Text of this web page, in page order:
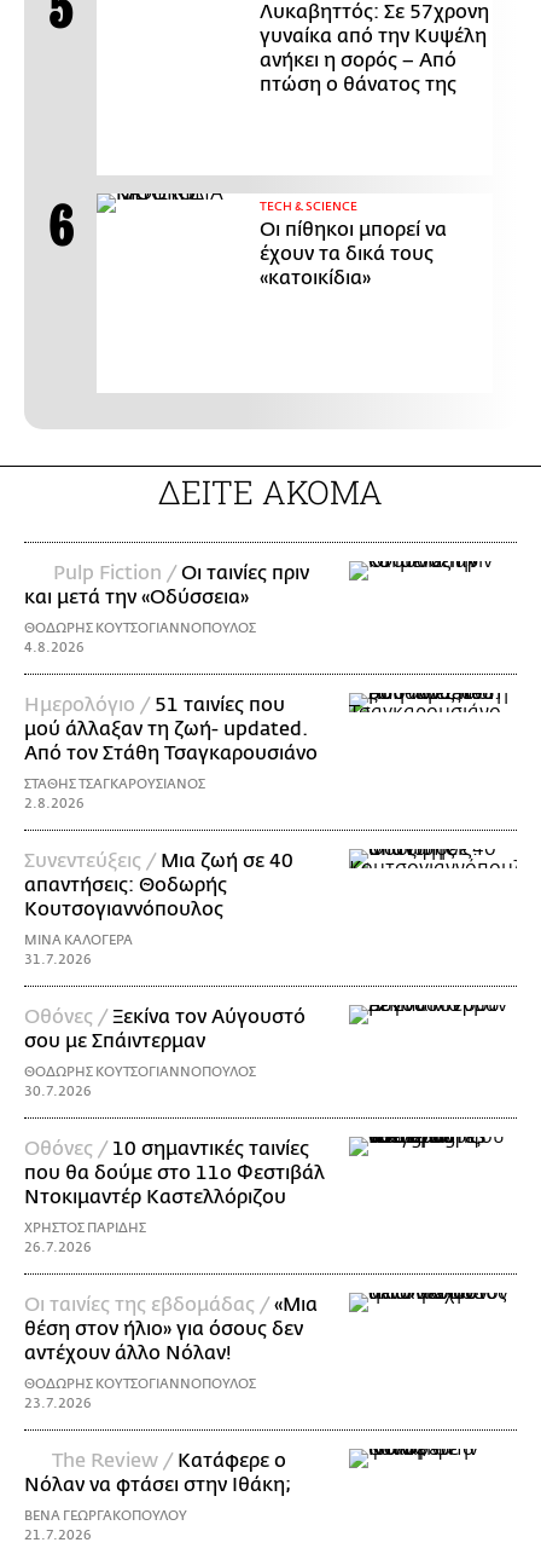
Λυκαβηττός: Σε 57χρονη
γυναίκα από την Κυψέλη
ανήκει η σορός – Από
πτώση ο θάνατος της
ΤECH & SCIENCE
Οι πίθηκοι μπορεί να
έχουν τα δικά τους
«κατοικίδια»
ΔΕΙΤΕ ΑΚΟΜΑ
Pulp Fiction /Οι ταινίες πριν
και μετά την «Οδύσσεια»
ΘΟΔΩΡΗΣ ΚΟΥΤΣΟΓΙΑΝΝΟΠΟΥΛΟΣ
4.8.2026
Ημερολόγιο / 51 ταινίες που
μού άλλαξαν τη ζωή- updated.
Aπό τον Στάθη Τσαγκαρουσιάνο
ΣΤΑΘΗΣ ΤΣΑΓΚΑΡΟΥΣΙΑΝΟΣ
2.8.2026
Συνεντεύξεις / Μια ζωή σε 40
απαντήσεις: Θοδωρής
Kουτσογιαννόπουλος
ΜΙΝΑ ΚΑΛΟΓΕΡΑ
31.7.2026
Οθόνες /Ξεκίνα τον Αύγουστό
σου με Σπάιντερμαν
ΘΟΔΩΡΗΣ ΚΟΥΤΣΟΓΙΑΝΝΟΠΟΥΛΟΣ
30.7.2026
Οθόνες / 10 σημαντικές ταινίες
που θα δούμε στο 11ο Φεστιβάλ
Ντοκιμαντέρ Καστελλόριζου
ΧΡΗΣΤΟΣ ΠΑΡΙΔΗΣ
26.7.2026
Οι ταινίες της εβδομάδας /«Μια
θέση στον ήλιο» για όσους δεν
αντέχουν άλλο Νόλαν!
ΘΟΔΩΡΗΣ ΚΟΥΤΣΟΓΙΑΝΝΟΠΟΥΛΟΣ
23.7.2026
The Review / Κατάφερε ο
Νόλαν να φτάσει στην Ιθάκη;
ΒΕΝΑ ΓΕΩΡΓΑΚΟΠΟΥΛΟΥ
21.7.2026